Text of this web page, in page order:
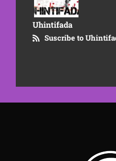
Uhintifada
Suscribe to